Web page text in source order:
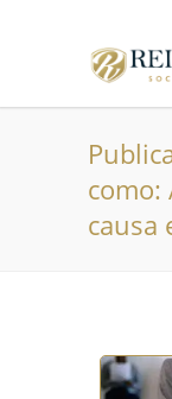
como:
causa